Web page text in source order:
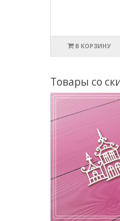
В КОРЗИНУ
Товары со